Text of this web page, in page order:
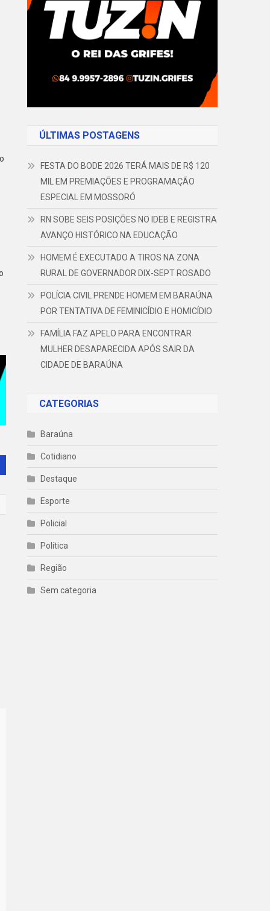
ÚLTIMAS POSTAGENS
FESTA DO BODE 2026 TERÁ MAIS DE R$ 120
MIL EM PREMIAÇÕES E PROGRAMAÇÃO
ESPECIAL EM MOSSORÓ
RN SOBE SEIS POSIÇÕES NO IDEB E REGISTRA
AVANÇO HISTÓRICO NA EDUCAÇÃO
HOMEM É EXECUTADO A TIROS NA ZONA
RURAL DE GOVERNADOR DIX-SEPT ROSADO
POLÍCIA CIVIL PRENDE HOMEM EM BARAÚNA
POR TENTATIVA DE FEMINICÍDIO E HOMICÍDIO
FAMÍLIA FAZ APELO PARA ENCONTRAR
MULHER DESAPARECIDA APÓS SAIR DA
CIDADE DE BARAÚNA
CATEGORIAS
Baraúna
Cotidiano
Destaque
Esporte
Policial
Política
Região
Sem categoria